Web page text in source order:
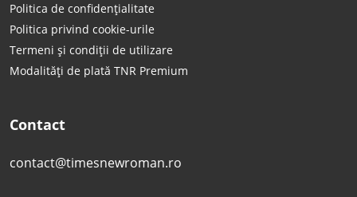
Politica de confidențialitate
Politica privind cookie-urile
Termeni și condiții de utilizare
Modalități de plată TNR Premium
Contact
contact@timesnewroman.ro